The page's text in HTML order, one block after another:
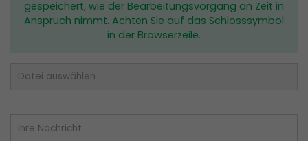
gespeichert, wie der Bearbeitungsvorgang an Zeit in
Anspruch nimmt. Achten Sie auf das Schlosssymbol
in der Browserzeile.
dieses die Sessiondaten auf dem Server
wiederfinden kann.